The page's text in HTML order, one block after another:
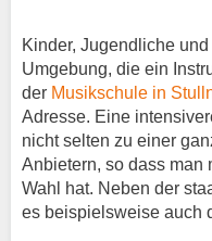
Kinder, Jugendliche
Umgebung, die ein
der Musikschule in
Adresse. Eine
nicht selten zu einer
Anbietern, so dass man
Wahl hat. Neben der
es beispielsweise auch